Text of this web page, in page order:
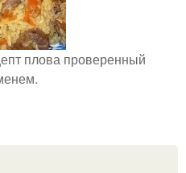
плова проверенный